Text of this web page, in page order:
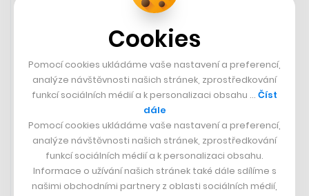
Cookies
Pomocí cookies ukládáme vaše nastavení a preferencí,
analýze návštěvnosti našich stránek, zprostředkování
funkcí sociálních médií a k personalizaci obsahu … Číst
dále
Pomocí cookies ukládáme vaše nastavení a preferencí,
analýze návštěvnosti našich stránek, zprostředkování
funkcí sociálních médií a k personalizaci obsahu.
Informace o užívání našich stránek také dále sdílíme s
našimi obchodními partnery z oblasti sociálních médií,